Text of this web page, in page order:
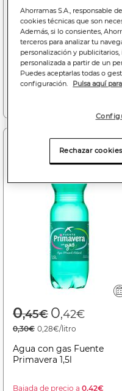
Agua Fuente Primavera
1,5l
Price
0,45€to
0,42€
0,30€ 0,28€/litro
Agua con gas Fuente
Primavera 1,5l
Bajada de precio a 0.42€
Ahorramas S.A., responsable
cookies técnicas que son
Además, si lo consientes,
terceros para analizar tu
personalización y
personalizada a partir de un
Puedes aceptarlas todas o
configuración.
Pulsa aquí
Rechazar cookies